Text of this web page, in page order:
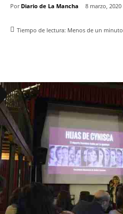
Por Diario de La Mancha 8 marzo, 2020
Tiempo de lectura: Menos de un minuto